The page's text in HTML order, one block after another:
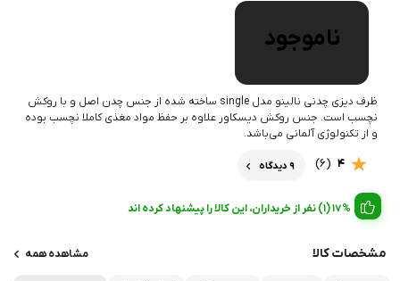
ناموجود
ظرف دیزی چدنی نالینو مدل single ساخته شده از جنس چدن اصل و با روکش
نچسب است. جنس روکش دیسکاور علاوه بر حفظ مواد مغذی کاملا نچسب بوده
و از تکنولوژی آلمانی می‌باشد.
4
(6) 9 دیدگاه
17% (1) نفر از خریداران، این کالا را پیشنهاد کرده اند
مشخصات کالا مشاهده همه